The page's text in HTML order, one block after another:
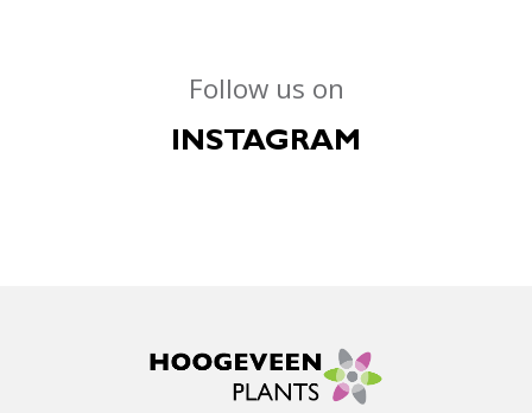
Follow us on
INSTAGRAM